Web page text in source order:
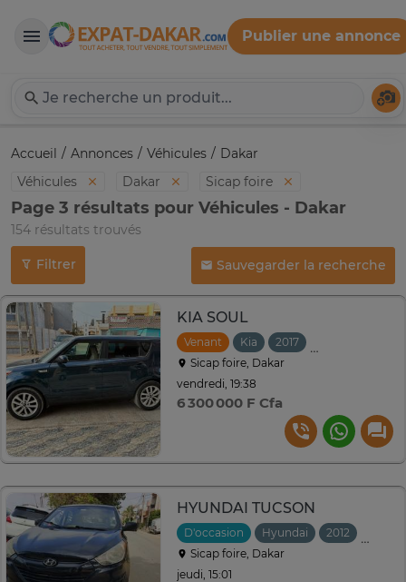
Expat-Dakar
Publier une annonce
Accueil Annonces Véhicules
Dakar
Véhicules
Dakar Sicap foire
Page 3 résultats pour Véhicules - Dakar
154 résultats trouvés
Filtrer Sauvegarder la recherche
KIA SOUL
Venant Kia 2017
Sicap foire, Dakar
vendredi, 19:38
6 300 000 F Cfa
HYUNDAI TUCSON
D'occasion Hyundai 2012
Sicap foire, Dakar
jeudi, 15:01